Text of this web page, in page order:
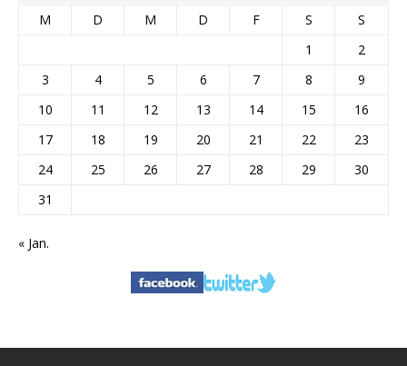
M D M D F S
S
1
2
3
4 5 6 7 8
9
10
11 12 13 14 15
16
17
18 19 20 21 22
23
24
25 26 27 28 29
30
31
« Jan.